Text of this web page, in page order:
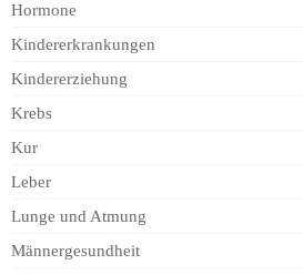
Hormone
Kindererkrankungen
Kindererziehung
Krebs
Kur
Leber
Lunge und Atmung
Männergesundheit